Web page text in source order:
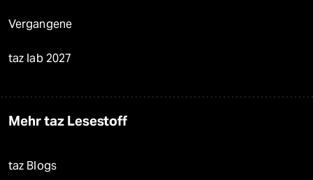
Vergangene
taz lab 2027
Mehr taz Lesestoff
taz Blogs